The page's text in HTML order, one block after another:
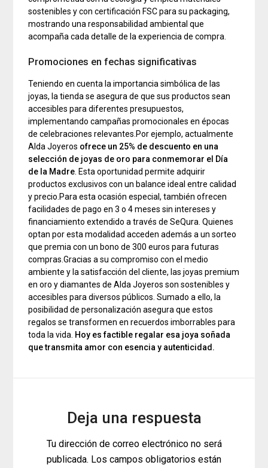
sostenibles y con certificación FSC para su packaging,
mostrando una responsabilidad ambiental que
acompaña cada detalle de la experiencia de compra.
Promociones en fechas significativas
Teniendo en cuenta la importancia simbólica de las
joyas, la tienda se asegura de que sus productos sean
accesibles para diferentes presupuestos,
implementando campañas promocionales en épocas
de celebraciones relevantes.Por ejemplo, actualmente
Alda Joyeros ofrece un 25% de descuento en una
selección de joyas de oro para conmemorar el Día
de la Madre . Esta oportunidad permite adquirir
productos exclusivos con un balance ideal entre calidad
y precio.Para esta ocasión especial, también ofrecen
facilidades de pago en 3 o 4 meses sin intereses y
financiamiento extendido a través de SeQura. Quienes
optan por esta modalidad acceden además a un sorteo
que premia con un bono de 300 euros para futuras
compras.Gracias a su compromiso con el medio
ambiente y la satisfacción del cliente, las joyas premium
en oro y diamantes de Alda Joyeros son sostenibles y
accesibles para diversos públicos. Sumado a ello, la
posibilidad de personalización asegura que estos
regalos se transformen en recuerdos imborrables para
toda la vida. Hoy es factible regalar esa joya soñada
que transmita amor con esencia y autenticidad.
Deja una respuesta
Tu dirección de correo electrónico no será
publicada. Los campos obligatorios están